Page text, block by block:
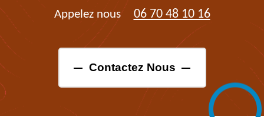
Appelez nous 06 70 48 10 16
Contactez Nous